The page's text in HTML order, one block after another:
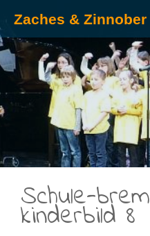
Inhalt
springen
Zaches & Zinnober
Schule-
kinderbild 8